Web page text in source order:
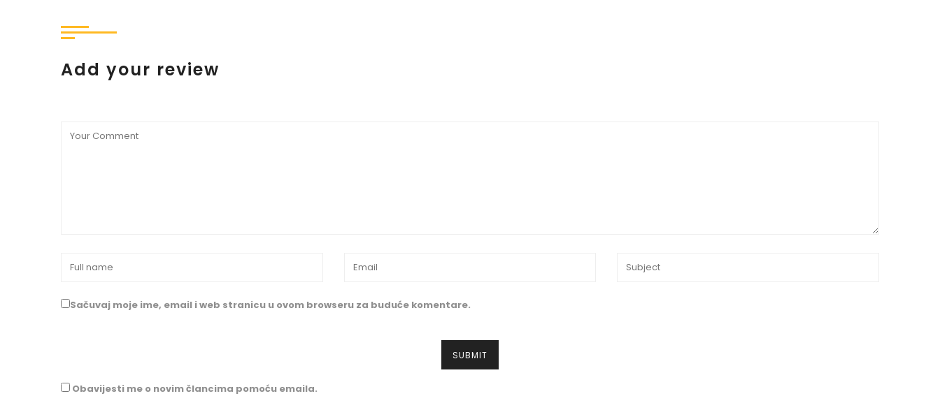
Add your review
Sačuvaj moje ime, email i web stranicu u ovom browseru za buduće komentare.
Obavijesti me o novim člancima pomoću emaila.